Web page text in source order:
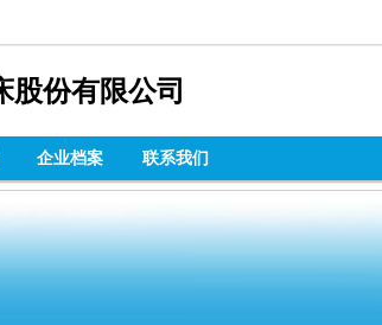
股份有限公司
企业档案 联系我们